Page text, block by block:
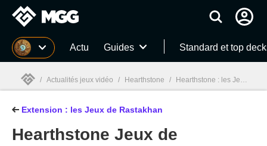
MGG Actu Guides Standard et top
MGG
/ Actualités jeux vidéo / Hearthstone / Hearthstone : les Jeux de Rastakhan
Extension : les Jeux de Rastakhan
Hearthstone Jeux de